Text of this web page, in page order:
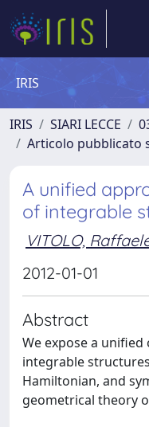
IRIS
IRIS SIARI LECCE
Articolo pubblicato
A unified
of integrable
VITOLO,
2012-01-01
Abstract
We expose a
integrable
Hamiltonian, and
geometrical theory